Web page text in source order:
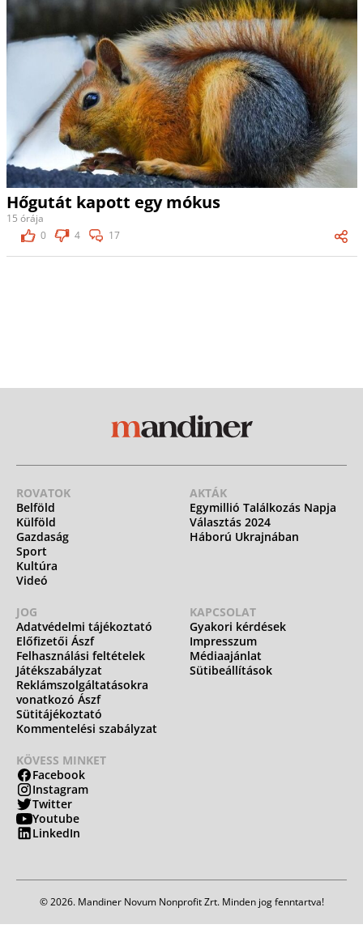
Hőgutát kapott egy mókus
15 órája
0
4 17
ROVATOK
Belföld
Külföld
Gazdaság
Sport
Kultúra
Videó
AKTÁK
Egymillió Találkozás Napja
Választás 2024
Háború Ukrajnában
JOG
Adatvédelmi tájékoztató
Előfizetői Ászf
Felhasználási feltételek
Játékszabályzat
Reklámszolgáltatásokra
vonatkozó Ászf
Sütitájékoztató
Kommentelési szabályzat
KAPCSOLAT
Gyakori kérdések
Impresszum
Médiaajánlat
Sütibeállítások
KÖVESS MINKET
Facebook
Instagram
Twitter
Youtube
LinkedIn
© 2026. Mandiner Novum Nonprofit Zrt. Minden jog fenntartva!